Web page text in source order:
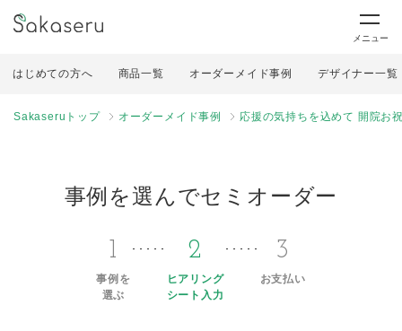
メニュー
はじめての方へ 商品一覧 オーダーメイド事例 デザイナー一覧
Sakaseruトップ オーダーメイド事例 応援の気持ちを込めて 開院お
事例を選んでセミオーダー
1
事例を
選ぶ
2
ヒアリング
シート入力
3
お支払い